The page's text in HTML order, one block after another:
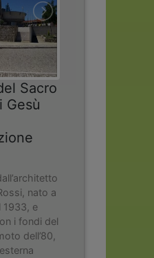
Sacro
Gesù
nato a
1933, e
i fondi del
dell’80,